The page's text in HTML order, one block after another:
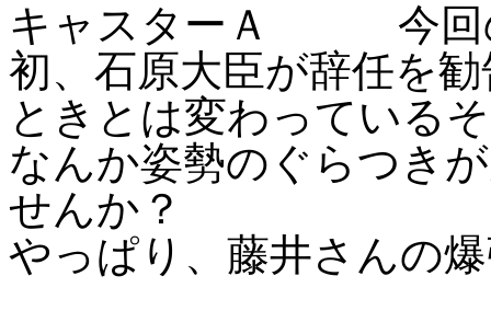
キャスターＡ 今回の
初、石原大臣が辞任を
ときとは変わっている
なんか姿勢のぐらつき
せんか？
やっぱり、藤井さんの